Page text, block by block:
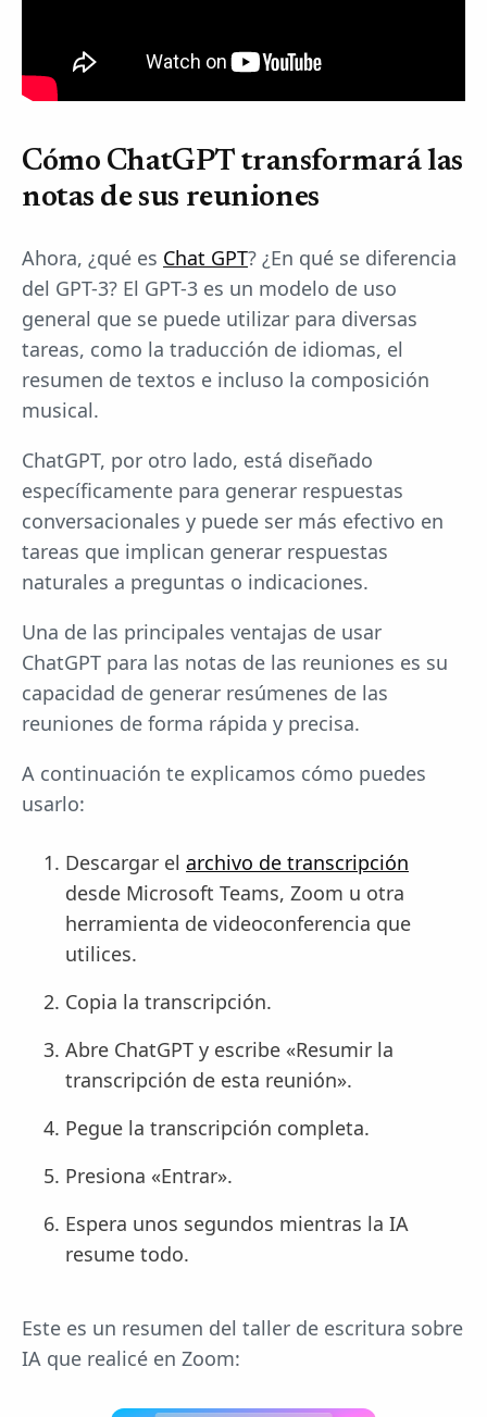
Cómo ChatGPT transformará las
notas de sus reuniones
Ahora, ¿qué es Chat GPT? ¿En qué se diferencia
del GPT-3? El GPT-3 es un modelo de uso
general que se puede utilizar para diversas
tareas, como la traducción de idiomas, el
resumen de textos e incluso la composición
musical.
ChatGPT, por otro lado, está diseñado
específicamente para generar respuestas
conversacionales y puede ser más efectivo en
tareas que implican generar respuestas
naturales a preguntas o indicaciones.
Una de las principales ventajas de usar
ChatGPT para las notas de las reuniones es su
capacidad de generar resúmenes de las
reuniones de forma rápida y precisa.
A continuación te explicamos cómo puedes
usarlo:
Descargar el archivo de transcripción
desde Microsoft Teams, Zoom u otra
herramienta de videoconferencia que
utilices.
Copia la transcripción.
Abre ChatGPT y escribe «Resumir la
transcripción de esta reunión».
Pegue la transcripción completa.
Presiona «Entrar».
Espera unos segundos mientras la IA
resume todo.
Este es un resumen del taller de escritura sobre
IA que realicé en Zoom: